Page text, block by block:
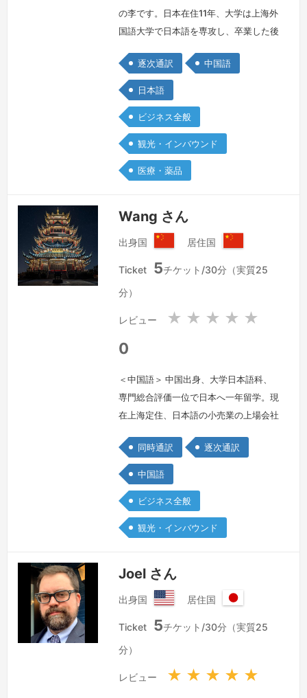
の李です。日本在住11年、大学は上海外
国語大学で日本語を専攻し、卒業した後
の後、来日して通訳として働いて、日々
自分自身の言語力を磨いています。幅広
い分野の対応が可能になり、主にビジネ
ス、医療、司法、観光文化、自動車産業
が得意分野です。 現在、ある業界トッ
プ実績の遠隔通訳会社で逐次通訳や、オ
ンライン会議通訳者を担当しておりま
逐次通訳 中国語
日本語
ビジネス全般
観光・インバウンド
医療・薬品
Wang さん
出身国
華
共
居住国
華
共
Ticket 5チケット/30分（実質25
分）
レビュー ★ ★ ★ ★ ★
0
＜中国語＞ 中国出身、大学日本語科、
専門総合評価一位で日本へ一年留学。現
在上海定住、日本語の小売業の上場会社
経験 続きを見る »
同時通訳 逐次通訳
中国語
ビジネス全般
観光・インバウンド
Joel さん
出身国
メ
合
居住国
本
Ticket 5チケット/30分（実質25
分）
レビュー ★ ★ ★ ★ ★